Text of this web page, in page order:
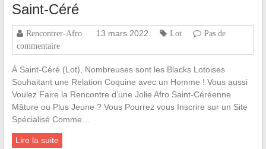
Saint-Céré
Rencontrer-Afro 13 mars 2022 Lot
Pas de
commentaire
À Saint-Céré (Lot), Nombreuses sont les Blacks Lotoises
Souhaitant une Relation Coquine avec un Homme ! Vous aussi
Voulez Faire la Rencontre d’une Jolie Afro Saint-Céréenne
Mâture ou Plus Jeune ? Vous Pourrez vous Inscrire sur un Site
Spécialisé Comme…
Lire la suite